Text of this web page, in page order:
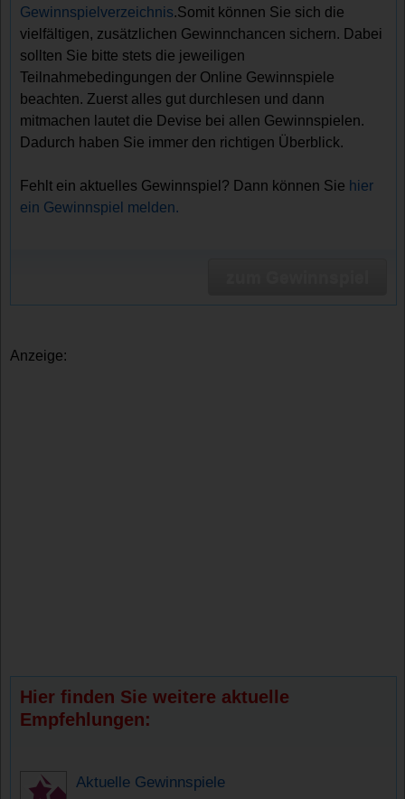
Gewinnspielverzeichnis.Somit können Sie sich die
vielfältigen, zusätzlichen Gewinnchancen sichern. Dabei
sollten Sie bitte stets die jeweiligen
Teilnahmebedingungen der Online Gewinnspiele
beachten. Zuerst alles gut durchlesen und dann
mitmachen lautet die Devise bei allen Gewinnspielen.
Dadurch haben Sie immer den richtigen Überblick.
Fehlt ein aktuelles Gewinnspiel? Dann können Sie hier
ein Gewinnspiel melden.
Anzeige:
Hier finden Sie weitere aktuelle
Empfehlungen:
Aktuelle Gewinnspiele